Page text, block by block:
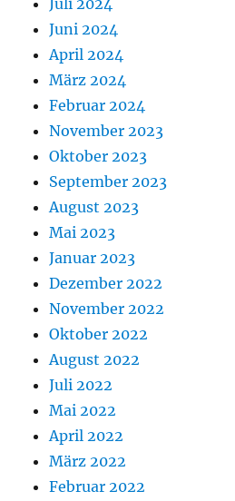
Juni 2024
April 2024
März 2024
Februar 2024
November 2023
Oktober 2023
September 2023
August 2023
Mai 2023
Januar 2023
Dezember 2022
November 2022
Oktober 2022
August 2022
Juli 2022
Mai 2022
April 2022
März 2022
Februar 2022